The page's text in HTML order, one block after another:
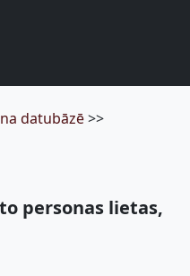
datubāzē>>
personas lietas,